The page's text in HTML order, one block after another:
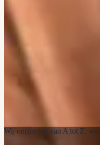
Wij ontzorgen van A tot Z, we